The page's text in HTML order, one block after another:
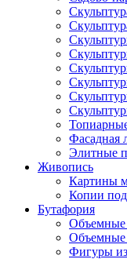
Фасадная
Элитные
Живопись
Картины
Копии
Бутафория
Объемные
Фигуры из